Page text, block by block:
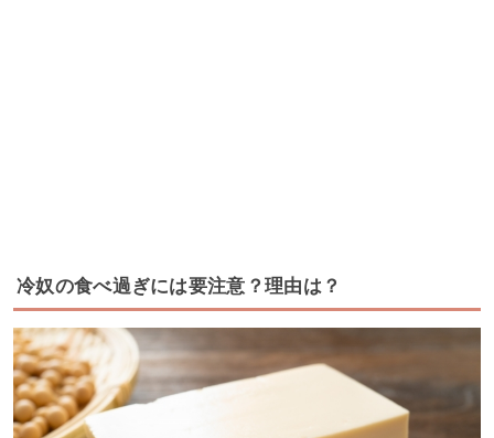
冷奴の食べ過ぎには要注意？理由は？